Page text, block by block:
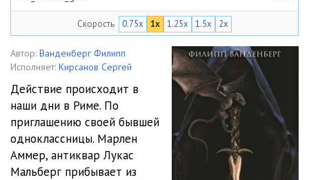
03_Vosmoi_greh
04_Vosmoi_greh 13:48
06_Vosmoi_greh 09:49
07_Vosmoi_greh 13:38
08_Vosmoi_greh
Скорость 0.75x 1x 1.25x 1.5x 2x
Автор: Ванденберг Филипп
Исполняет: Кирсанов Сергей
Действие происходит в
наши дни в Риме. По
приглашению своей бывшей
одноклассницы. Марлен
Аммер, антиквар Лукас
Мальберг прибывает из